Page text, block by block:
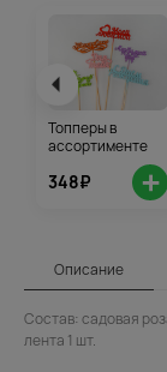
Топперы в
ассортименте
348₽ +
Описание
Состав: садовая
лента 1 шт.